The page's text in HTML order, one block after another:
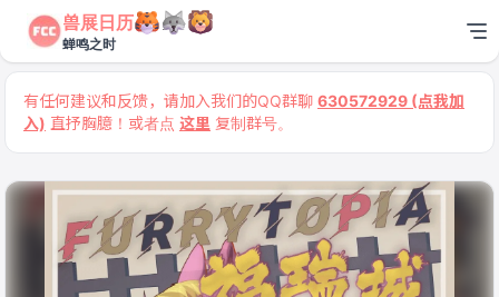
兽展日历
蝉鸣之时
有任何建议和反馈，请加入我们的QQ群聊 630572929 (点我加
入) 直抒胸臆！或者点 这里 复制群号。